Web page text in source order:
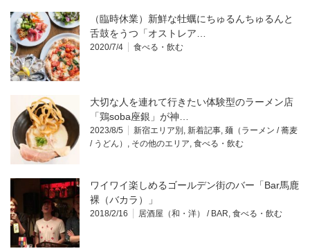
（臨時休業）新鮮な牡蠣にちゅるんちゅるんと
舌鼓をうつ「オストレア…
2020/7/4 食べる・飲む
大切な人を連れて行きたい体験型のラーメン店
「鶏soba座銀」が神…
2023/8/5 新宿エリア別 , 新着記事, 麺（ラーメン / 蕎麦
/ うどん） , その他のエリア, 食べる・飲む
ワイワイ楽しめるゴールデン街のバー「Bar馬鹿
裸（バカラ）」
2018/2/16 居酒屋（和・洋） / BAR, 食べる・飲む